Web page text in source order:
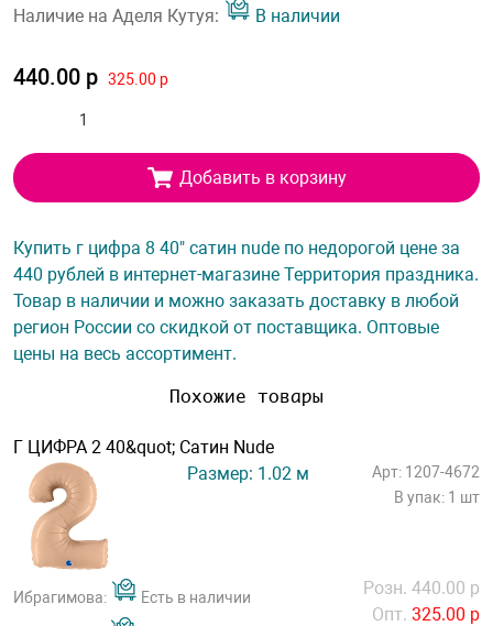
Наличие на Аделя Кутуя:
В наличии
440.00 р 325.00 р
Добавить в корзину
Купить г цифра 8 40" сатин nude по недорогой цене за
440 рублей в интернет-магазине Территория праздника.
Товар в наличии и можно заказать доставку в любой
регион России со скидкой от поставщика. Оптовые
цены на весь ассортимент.
Похожие товары
Г ЦИФРА 2 40&quot; Сатин Nude
Размер: 1.02 м
Арт: 1207-4672
В упак: 1 шт
Ибрагимова: Есть в наличии
Розн. 440.00 р
Опт. 325.00 р